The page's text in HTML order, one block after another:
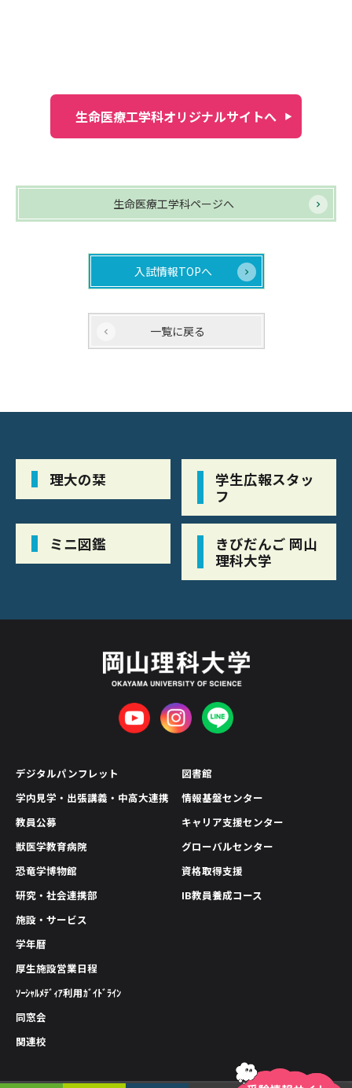
生命医療工学科オリジナルサイトへ
生命医療工学科ページへ
入試情報TOPへ
一覧に戻る
理大の栞
学生広報スタッ
フ
ミニ図鑑
きびだんご 岡山
理科大学
デジタルパンフレット
学内見学・出張講義・中高大連携
教員公募
獣医学教育病院
恐竜学博物館
研究・社会連携部
図書館
情報基盤センター
キャリア支援センター
グローバルセンター
資格取得支援
IB教員養成コース
施設・サービス
学年暦
厚生施設営業日程
ｿｰｼｬﾙﾒﾃﾞｨｱ利用ｶﾞｲﾄﾞﾗｲﾝ
同窓会
関連校